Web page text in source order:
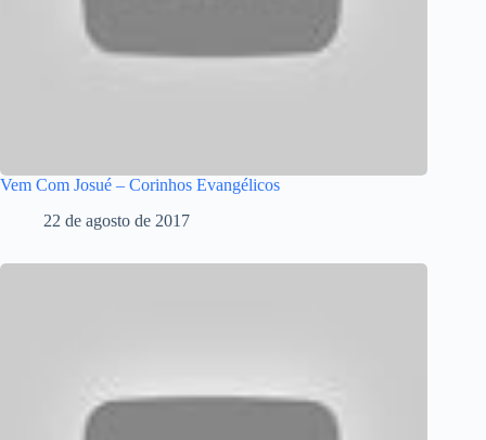
Vem Com Josué – Corinhos Evangélicos
22 de agosto de 2017